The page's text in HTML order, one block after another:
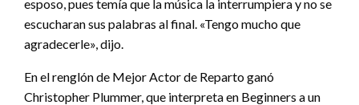
esposo, pues temía que la música la interrumpiera y no se
escucharan sus palabras al final. «Tengo mucho que
agradecerle», dijo.
En el renglón de Mejor Actor de Reparto ganó
Christopher Plummer, que interpreta en Beginners a un